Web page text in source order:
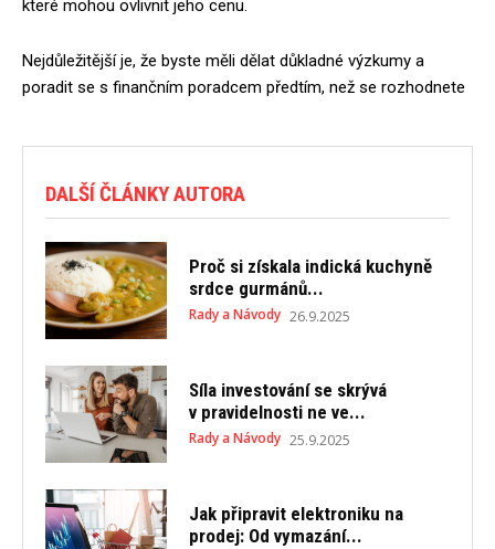
které mohou ovlivnit jeho cenu.
Nejdůležitější je, že byste měli dělat důkladné výzkumy a
poradit se s finančním poradcem předtím, než se rozhodnete
DALŠÍ ČLÁNKY AUTORA
Proč si získala indická kuchyně
srdce gurmánů...
Rady a Návody 26.9.2025
Síla investování se skrývá
v pravidelnosti ne ve...
Rady a Návody 25.9.2025
Jak připravit elektroniku na
prodej: Od vymazání...